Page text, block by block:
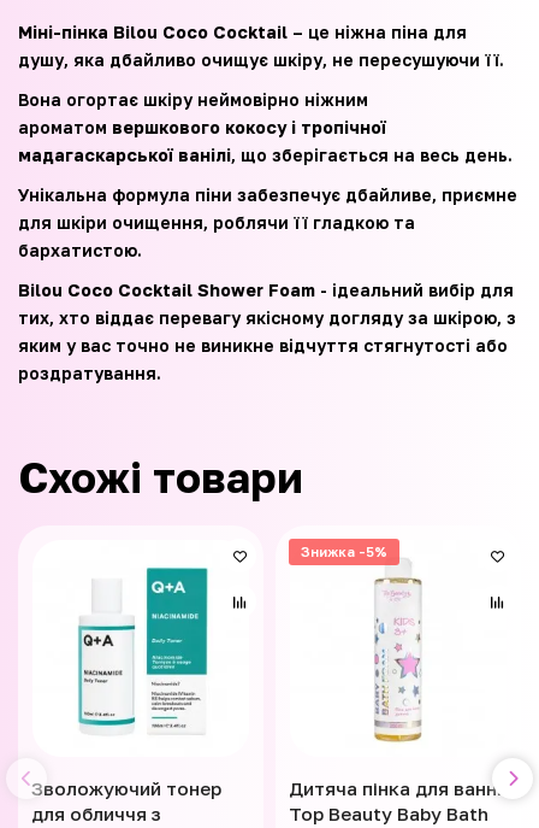
Міні-пінка Bilou Coco Cocktail – це ніжна піна для
душу, яка дбайливо очищує шкіру, не пересушуючи її.
Вона огортає шкіру неймовірно ніжним
ароматом вершкового кокосу і тропічної
мадагаскарської ванілі, що зберігається на весь день.
Унікальна формула піни забезпечує дбайливе, приємне
для шкіри очищення, роблячи її гладкою та
бархатистою.
Bilou Coco Cocktail Shower Foam - ідеальний вибір для
тих, хто віддає перевагу якісному догляду за шкірою, з
яким у вас точно не виникне відчуття стягнутості або
роздратування.
Схожі товари
Зволожуючий тонер
для обличчя з
Знижка -5%
Дитяча пінка для ванни
Top Beauty Baby Bath